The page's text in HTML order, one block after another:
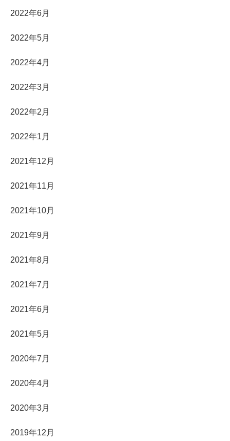
2022年6月
2022年5月
2022年4月
2022年3月
2022年2月
2022年1月
2021年12月
2021年11月
2021年10月
2021年9月
2021年8月
2021年7月
2021年6月
2021年5月
2020年7月
2020年4月
2020年3月
2019年12月